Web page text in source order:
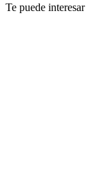
Te puede interesar